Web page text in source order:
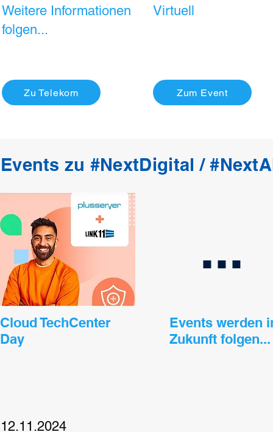
Weitere Informationen
folgen...
Virtuell
Zu Telekom Zum Event
Events zu #NextDigital /
...
Cloud TechCenter
Day
Events werden
Zukunft folgen...
12.11.2024